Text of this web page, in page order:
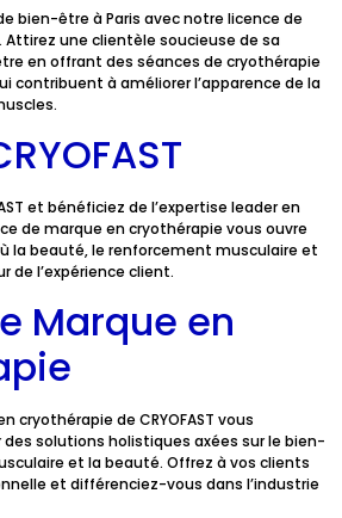
bien-être à Paris avec notre licence de
une clientèle soucieuse de sa
en offrant des séances de cryothérapie
contribuent à améliorer l’apparence de la
et bénéficiez de l’expertise leader en
de marque en cryothérapie vous ouvre
la beauté, le renforcement musculaire et
l’expérience client.
Marque en
cryothérapie de CRYOFAST vous
solutions holistiques axées sur le bien-
et la beauté. Offrez à vos clients
et différenciez-vous dans l’industrie